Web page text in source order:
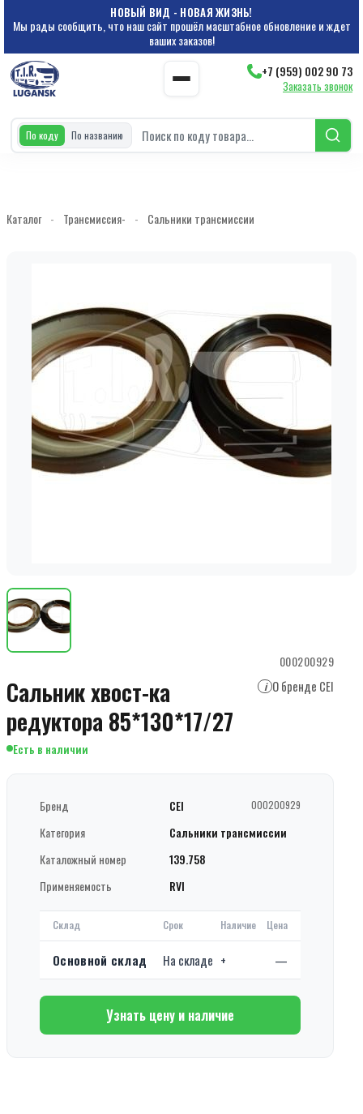
НОВЫЙ ВИД - НОВАЯ ЖИЗНЬ!
Мы рады сообщить, что наш сайт прошёл масштабное обновление и ждет
ваших заказов!
+7 (959) 002 90 73
Заказать звонок
По коду По названию
Каталог - Трансмиссия- - Сальники трансмиссии
000200929
Сальник хвост-ка
редуктора 85*130*17/27
i О бренде CEI
Есть в наличии
Бренд CEI 000200929
Категория
Сальники трансмиссии
Каталожный номер
139.758
Применяемость
RVI
Склад Срок Наличие Цена
Основной склад На складе + —
Узнать цену и наличие